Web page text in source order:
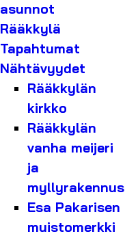
asunnot
Rääkkylä
Tapahtumat
Nähtävyydet
Rääkkylän
kirkko
Rääkkylän
vanha meijeri
ja
myllyrakennus
Esa Pakarisen
muistomerkki